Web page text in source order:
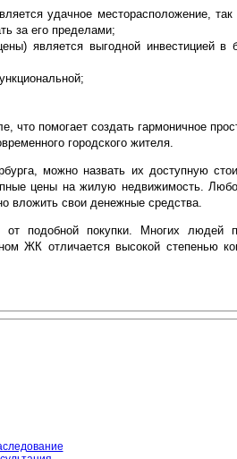
удачное месторасположение, так
за его пределами;
является выгодной инвестицией в
что помогает создать гармоничное
городского жителя.
можно назвать их доступную
цены на жилую недвижимость.
вложить свои денежные средства.
подобной покупки. Многих людей
ЖК отличается высокой степенью